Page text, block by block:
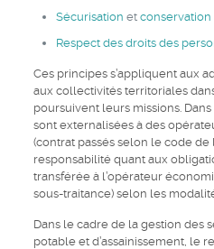
Sécurisation et
Respect des droits des
Ces principes s’appliquent aux
aux collectivités territoriales
poursuivent leurs missions.
sont externalisées à des
(contrat passés selon le code
responsabilité quant aux
transférée à l’opérateur
sous-traitance) selon les
Dans le cadre de la gestion des
potable et d’assainissement, le